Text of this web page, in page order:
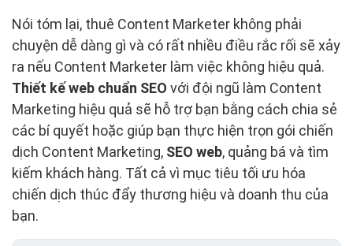
Nói tóm lại, thuê Content Marketer không phải
chuyện dễ dàng gì và có rất nhiều điều rắc rối sẽ xảy
ra nếu Content Marketer làm việc không hiệu quả.
Thiết kế web chuẩn SEO với đội ngũ làm Content
Marketing hiệu quả sẽ hỗ trợ bạn bằng cách chia sẻ
các bí quyết hoặc giúp bạn thực hiện trọn gói chiến
dịch Content Marketing, SEO web, quảng bá và tìm
kiếm khách hàng. Tất cả vì mục tiêu tối ưu hóa
chiến dịch thúc đẩy thương hiệu và doanh thu của
bạn.